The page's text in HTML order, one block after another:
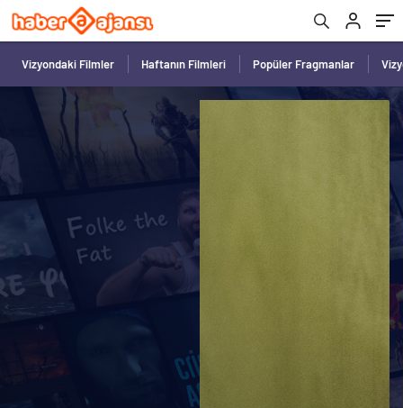
Vizyondaki Filmler Haftanın Filmleri Popüler Fragmanlar